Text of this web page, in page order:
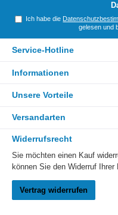
Ich habe die
gelesen und
Service-Hotline
Informationen
Unsere Vorteile
Versandarten
Widerrufsrecht
Sie möchten einen Kauf
können Sie den Widerruf
Vertrag widerrufen